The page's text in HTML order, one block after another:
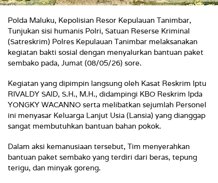
Polda Maluku, Kepolisian Resor Kepulauan Tanimbar,
Tunjukan sisi humanis Polri, Satuan Reserse Kriminal
(Satreskrim) Polres Kepulauan Tanimbar melaksanakan
kegiatan bakti sosial dengan menyalurkan bantuan paket
sembako pada, Jumat (08/05/26) sore.
Kegiatan yang dipimpin langsung oleh Kasat Reskrim Iptu
RIVALDY SAID, S.H., M.H., didampingi KBO Reskrim Ipda
YONGKY WACANNO serta melibatkan sejumlah Personel
ini menyasar Keluarga Lanjut Usia (Lansia) yang dianggap
sangat membutuhkan bantuan bahan pokok.
Dalam aksi kemanusiaan tersebut, Tim menyerahkan
bantuan paket sembako yang terdiri dari beras, tepung
terigu, dan minyak goreng.